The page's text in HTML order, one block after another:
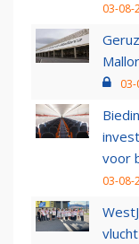
03-08-
voor
03-08-